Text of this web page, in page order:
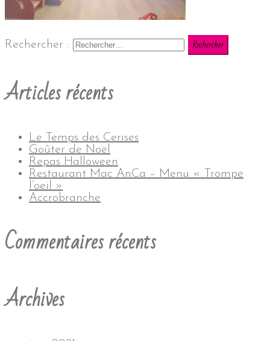
Rechercher :
Articles récents
Le Temps des Cerises
Goûter de Noël
Repas Halloween
Restaurant Mac AnCa – Menu « Trompe
l’oeil »
Accrobranche
Commentaires récents
Archives